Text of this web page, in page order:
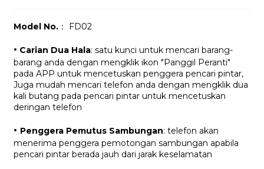
Model No.： FD02
· Carian Dua Hala: satu kunci untuk mencari barang-
barang anda dengan mengklik ikon "Panggil Peranti"
pada APP untuk mencetuskan penggera pencari pintar,
Juga mudah mencari telefon anda dengan mengklik dua
kali butang pada pencari pintar untuk mencetuskan
deringan telefon
· Penggera Pemutus Sambungan: telefon akan
menerima penggera pemotongan sambungan apabila
pencari pintar berada jauh dari jarak keselamatan